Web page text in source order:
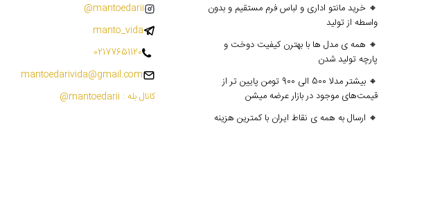
🔸 خرید مانتو اداری و لباس فرم مستقیم و بدون
واسطه از تولید
🔸 همه ی مدل ها با بهترن کیفیت دوخت و
پارچه تولید شدن
🔸 بیشتر مدلا 500 الی 900 تومن پایین تر از
قیمت‌های موجود در بازار عرضه میشن
🔸 ارسال به همه ی نقاط ایران با کمترین هزینه
mantoedarii@
manto_vida
02177651120
mantoedarivida@gmail.com
کانال بله : mantoedarii@